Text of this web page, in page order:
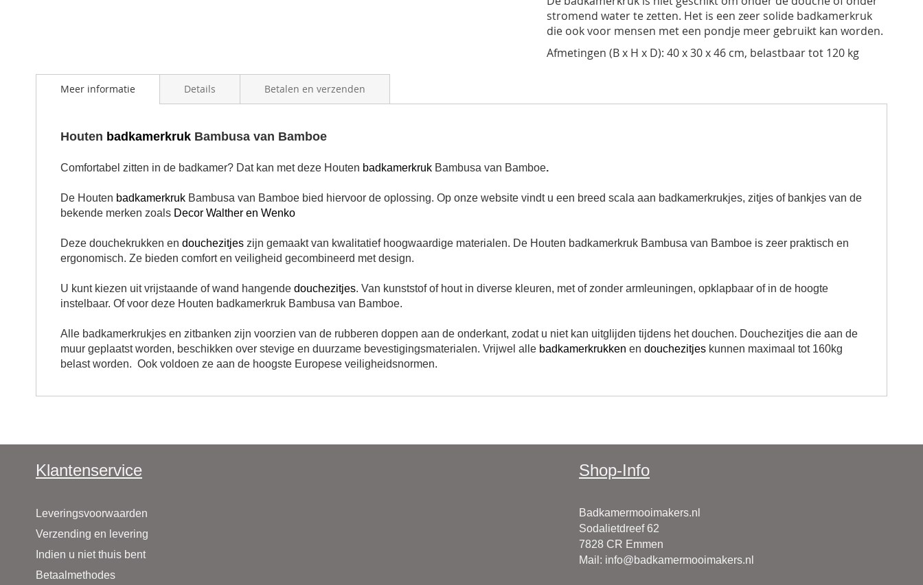
stromend water te zetten. Het is een zeer solide badkamerkruk
die ook voor mensen met een pondje meer gebruikt kan worden.
Afmetingen (B x H x D): 40 x 30 x 46 cm, belastbaar tot 120 kg
Meer informatie
Houten badkamerkruk Bambusa van Bamboe
Comfortabel zitten in de badkamer? Dat kan met deze Houten badkamerkruk Bambusa van Bamboe.
De Houten badkamerkruk Bambusa van Bamboe bied hiervoor de oplossing. Op onze website vindt u een breed scala aan badkamerkrukjes, zitjes of bankjes van de
bekende merken zoals Decor Walther en Wenko
Deze douchekrukken en douchezitjes zijn gemaakt van kwalitatief hoogwaardige materialen. De Houten badkamerkruk Bambusa van Bamboe is zeer praktisch en
ergonomisch. Ze bieden comfort en veiligheid gecombineerd met design.
U kunt kiezen uit vrijstaande of wand hangende douchezitjes. Van kunststof of hout in diverse kleuren, met of zonder armleuningen, opklapbaar of in de hoogte
instelbaar. Of voor deze Houten badkamerkruk Bambusa van Bamboe.
Alle badkamerkrukjes en zitbanken zijn voorzien van de rubberen doppen aan de onderkant, zodat u niet kan uitglijden tijdens het douchen. Douchezitjes die aan de
muur geplaatst worden, beschikken over stevige en duurzame bevestigingsmaterialen. Vrijwel alle badkamerkrukken en douchezitjes kunnen maximaal tot 160kg
belast worden. Ook voldoen ze aan de hoogste Europese veiligheidsnormen.
Details Betalen en verzenden
Klantenservice
Leveringsvoorwaarden
Verzending en levering
Indien u niet thuis bent
Betaalmethodes
Shop-Info
Badkamermooimakers.nl
Sodalietdreef 62
7828 CR Emmen
Mail : info@badkamermooimakers.nl